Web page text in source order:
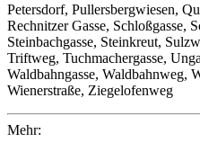
Petersdorf, Pullersbergwiesen,
Rechnitzer Gasse, Schloßgasse,
Steinbachgasse, Steinkreut,
Triftweg, Tuchmachergasse,
Waldbahngasse, Waldbahnweg,
Wienerstraße, Ziegelofenweg
Mehr: